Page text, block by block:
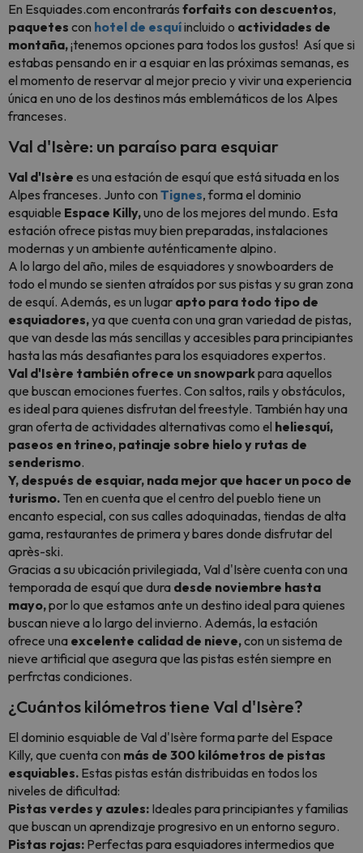
En Esquiades.com encontrarás forfaits con descuentos,
paquetes con hotel de esquíincluido o actividades de
montaña,¡tenemos opciones para todos los gustos! Así que si
estabas pensando en ir a esquiar en las próximas semanas, es
el momento de reservar al mejor precio y vivir una experiencia
única en uno de los destinos más emblemáticos de los Alpes
franceses.
Val d'Isère: un paraíso para esquiar
Val d'Isère es una estación de esquí que está situada en los
Alpes franceses. Junto con Tignes, forma el dominio
esquiable Espace Killy,uno de los mejores del mundo. Esta
estación ofrece pistas muy bien preparadas, instalaciones
modernas y un ambiente auténticamente alpino.
A lo largo del año, miles de esquiadores y snowboarders de
todo el mundo se sienten atraídos por sus pistas y su gran zona
de esquí. Además, es un lugar apto para todo tipo de
esquiadores,ya que cuenta con una gran variedad de pistas,
que van desde las más sencillas y accesibles para principiantes
hasta las más desafiantes para los esquiadores expertos.
Val d'Isère también ofrece un snowparkpara aquellos
que buscan emociones fuertes. Con saltos, rails y obstáculos,
es ideal para quienes disfrutan del freestyle. También hay una
gran oferta de actividades alternativas como el heliesquí,
paseos en trineo, patinaje sobre hielo y rutas de
senderismo.
Y, después de esquiar, nada mejor que hacer un poco de
turismo. Ten en cuenta que el centro del pueblo tiene un
encanto especial, con sus calles adoquinadas, tiendas de alta
gama, restaurantes de primera y bares donde disfrutar del
après-ski.
Gracias a su ubicación privilegiada, Val d'Isère cuenta con una
temporada de esquí que dura desde noviembre hasta
mayo,por lo que estamos ante un destino ideal para quienes
buscan nieve a lo largo del invierno. Además, la estación
ofrece una excelente calidad de nieve,con un sistema de
nieve artificial que asegura que las pistas estén siempre en
perfrctas condiciones.
¿Cuántos kilómetros tiene Val d'Isère?
El dominio esquiable de Val d'Isère forma parte del Espace
Killy, que cuenta con más de 300 kilómetros de pistas
esquiables. Estas pistas están distribuidas en todos los
niveles de dificultad:
Pistas verdes y azules: Ideales para principiantes y familias
que buscan un aprendizaje progresivo en un entorno seguro.
Pistas rojas: Perfectas para esquiadores intermedios que